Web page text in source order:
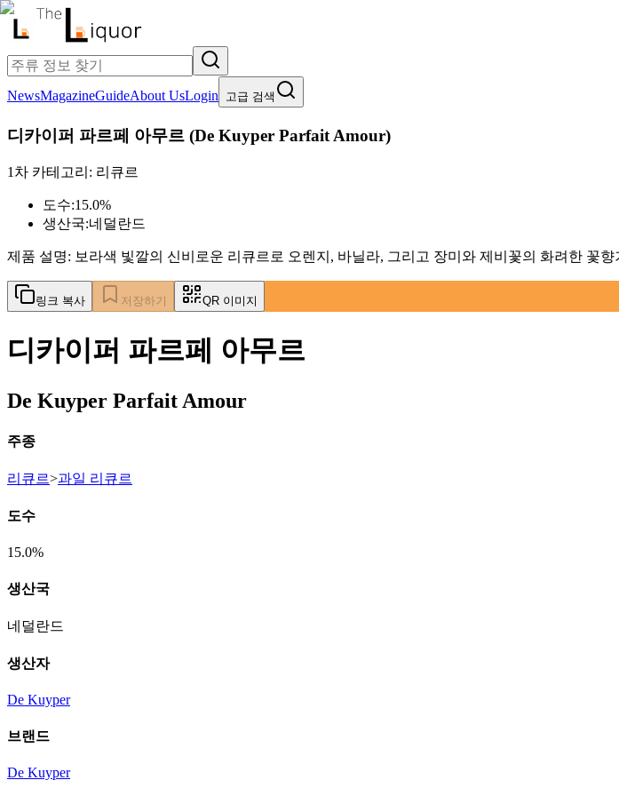
NewsMagazineGuideAbout UsLogin 고급 검색
디카이퍼 파르페 아무르 (De Kuyper Parfait Amour)
1차 카테고리: 리큐르
도수:15.0%
생산국:네덜란드
제품 설명: 보라색 빛깔의 신비로운 리큐르로 오렌지, 바닐라, 그리고 장미와 제비꽃의 화려한 꽃
링크 복사 저장하기 QR 이미지
디카이퍼 파르페 아무르
De Kuyper Parfait Amour
주종
리큐르>과일 리큐르
도수
15.0%
생산국
네덜란드
생산자
De Kuyper
브랜드
De Kuyper